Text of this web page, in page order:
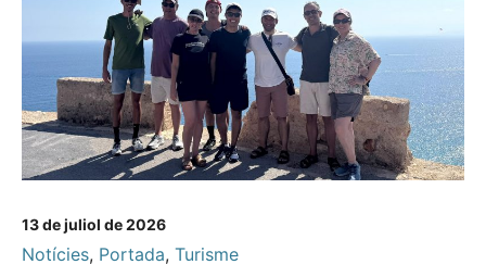
13 de juliol de 2026
Notícies, Portada, Turisme